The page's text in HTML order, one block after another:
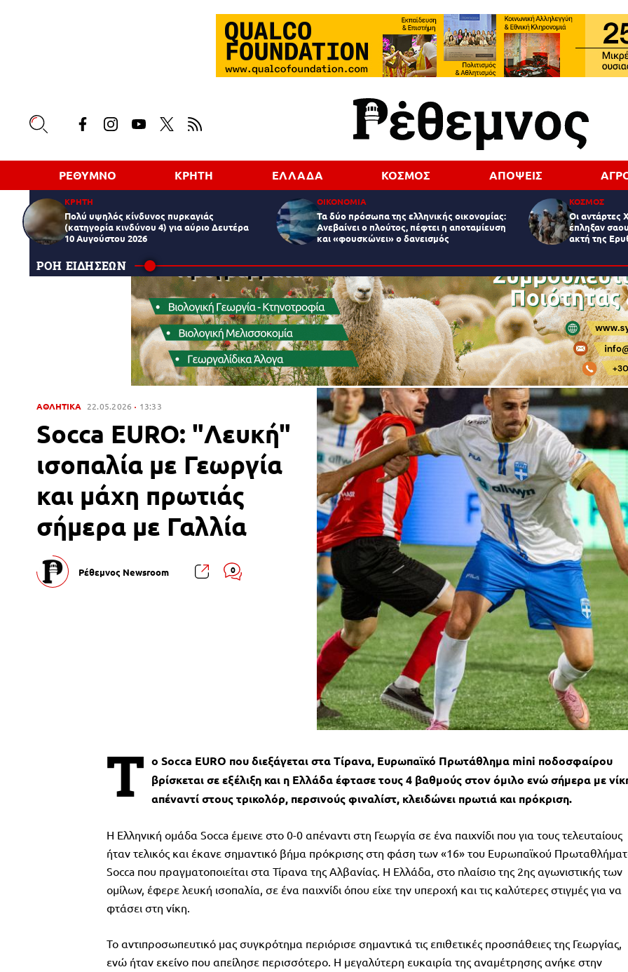
ΡΕΘΥΜΝΟ ΚΡΗΤΗ ΕΛΛΑΔΑ ΚΟΣΜΟΣ ΑΠΟΨΕΙΣ
ΚΡΗΤΗ
Πολύ υψηλός κίνδυνος πυρκαγιάς
(κατηγορία κινδύνου 4) για αύριο Δευτέρα
10 Αυγούστου 2026
ΟΙΚΟΝΟΜΙΑ
Τα δύο πρόσωπα της ελληνικής οικονομίας:
Aνεβαίνει ο πλούτος, πέφτει η αποταμίευση
και «φουσκώνει» ο δανεισμός
ΚΟΣΜΟΣ
Οι αντάρτες
έπληξαν
ακτή της
ΡΟΗ ΕΙΔΗΣΕΩΝ
ΑΘΛΗΤΙΚΑ 22.05.2026 13:33
Socca EURO: "Λευκή"
ισοπαλία με Γεωργία
και μάχη πρωτιάς
σήμερα με Γαλλία
Ρέθεμνος Newsroom 0
T o Socca EURO που διεξάγεται στα Τίρανα, Ευρωπαϊκό Πρωτάθλημα mini ποδοσφαίρου
βρίσκεται σε εξέλιξη και η Ελλάδα έφτασε τους 4 βαθμούς στον όμιλο ενώ σήμερα με
απέναντί στους τρικολόρ, περσινούς φιναλίστ, κλειδώνει πρωτιά και πρόκριση.
Η Ελληνική ομάδα Socca έμεινε στο 0-0 απέναντι στη Γεωργία σε ένα παιχνίδι που για τους τελευταίους
ήταν τελικός και έκανε σημαντικό βήμα πρόκρισης στη φάση των «16» του Ευρωπαϊκού
Socca που πραγματοποιείται στα Τίρανα της Αλβανίας. Η Ελλάδα, στο πλαίσιο της 2ης αγωνιστικής των
ομίλων, έφερε λευκή ισοπαλία, σε ένα παιχνίδι όπου είχε την υπεροχή και τις καλύτερες στιγμές για να
φτάσει στη νίκη.
Το αντιπροσωπευτικό μας συγκρότημα περιόρισε σημαντικά τις επιθετικές προσπάθειες της Γεωργίας,
ενώ ήταν εκείνο που απείλησε περισσότερο. Η μεγαλύτερη ευκαιρία της αναμέτρησης ανήκε στην